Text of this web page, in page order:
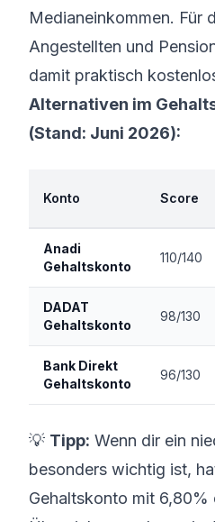
Medianeinkommen. Für
Angestellten und
damit praktisch
Alternativen im
(Stand: Juni 2026):
Konto Score
Anadi
Gehaltskonto
110/140
DADAT
Gehaltskonto
98/130
Bank Direkt
Gehaltskonto
96/130
💡 Tipp: Wenn dir ein
besonders wichtig ist,
Gehaltskonto mit 6,80%